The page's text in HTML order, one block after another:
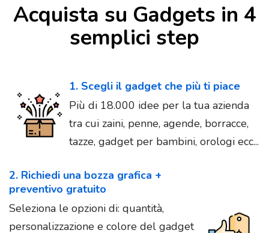
Acquista su Gadgets in 4
semplici step
1. Scegli il gadget che più ti piace
Più di 18.000 idee per la tua azienda
tra cui zaini, penne, agende, borracce,
tazze, gadget per bambini, orologi ecc...
2. Richiedi una bozza grafica +
preventivo gratuito
Seleziona le opzioni di: quantità,
personalizzazione e colore del gadget